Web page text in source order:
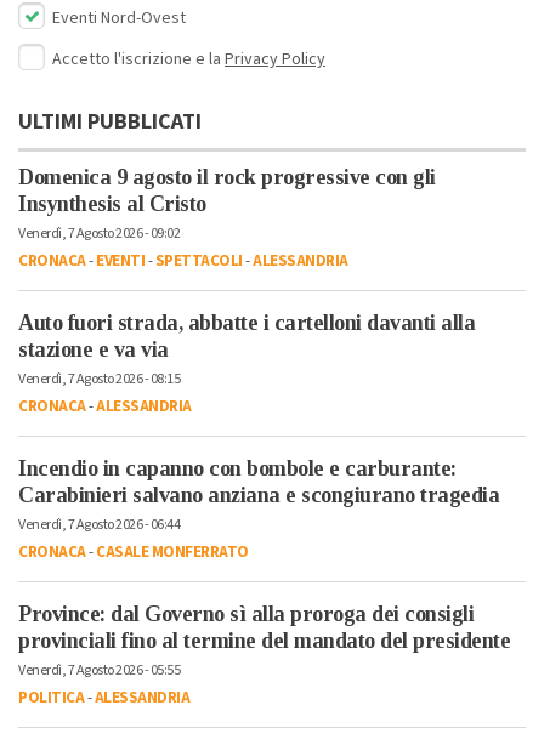
Eventi Nord-Ovest
Accetto l'iscrizione e la Privacy Policy
ULTIMI PUBBLICATI
Domenica 9 agosto il rock progressive con gli
Insynthesis al Cristo
Venerdì, 7 Agosto 2026 - 09:02
CRONACA-EVENTI-SPETTACOLI-ALESSANDRIA
Auto fuori strada, abbatte i cartelloni davanti alla
stazione e va via
Venerdì, 7 Agosto 2026 - 08:15
CRONACA-ALESSANDRIA
Incendio in capanno con bombole e carburante:
Carabinieri salvano anziana e scongiurano tragedia
Venerdì, 7 Agosto 2026 - 06:44
CRONACA-CASALE MONFERRATO
Province: dal Governo sì alla proroga dei consigli
provinciali fino al termine del mandato del presidente
Venerdì, 7 Agosto 2026 - 05:55
POLITICA-ALESSANDRIA